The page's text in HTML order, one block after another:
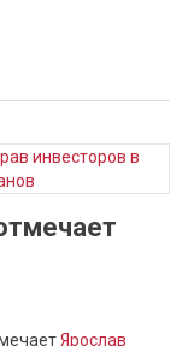
Ярослав